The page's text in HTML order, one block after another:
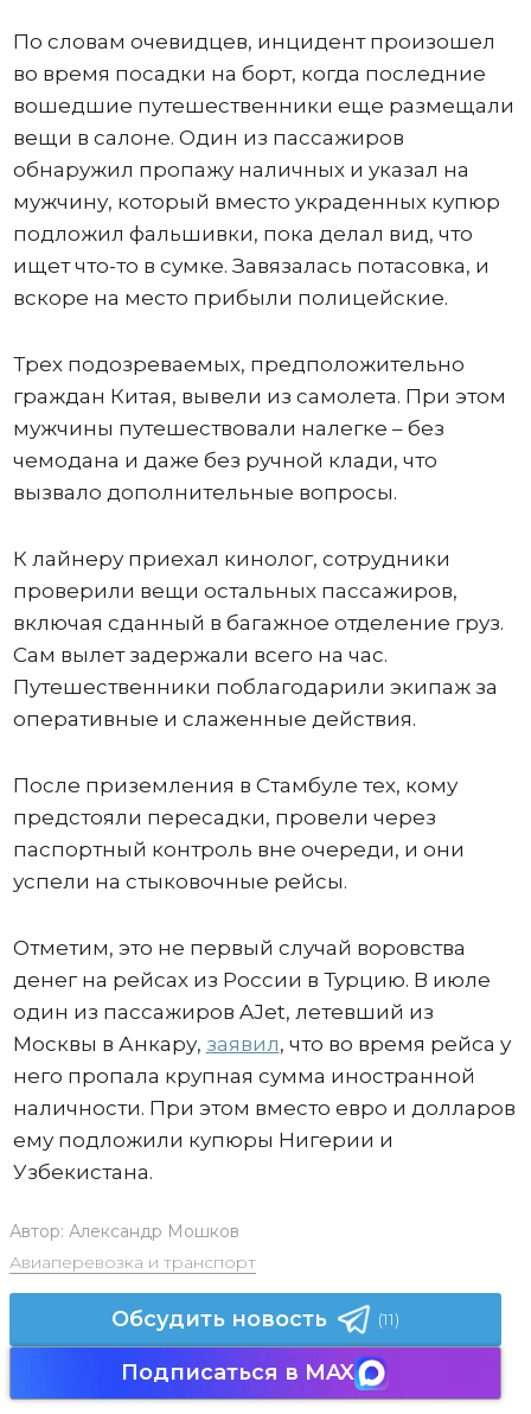
По словам очевидцев, инцидент произошел
во время посадки на борт, когда последние
вошедшие путешественники еще размещали
вещи в салоне. Один из пассажиров
обнаружил пропажу наличных и указал на
мужчину, который вместо украденных купюр
подложил фальшивки, пока делал вид, что
ищет что-то в сумке. Завязалась потасовка, и
вскоре на место прибыли полицейские.
Трех подозреваемых, предположительно
граждан Китая, вывели из самолета. При этом
мужчины путешествовали налегке – без
чемодана и даже без ручной клади, что
вызвало дополнительные вопросы.
К лайнеру приехал кинолог, сотрудники
проверили вещи остальных пассажиров,
включая сданный в багажное отделение груз.
Сам вылет задержали всего на час.
Путешественники поблагодарили экипаж за
оперативные и слаженные действия.
После приземления в Стамбуле тех, кому
предстояли пересадки, провели через
паспортный контроль вне очереди, и они
успели на стыковочные рейсы.
Отметим, это не первый случай воровства
денег на рейсах из России в Турцию. В июле
один из пассажиров AJet, летевший из
Москвы в Анкару, заявил, что во время рейса у
него пропала крупная сумма иностранной
наличности. При этом вместо евро и долларов
ему подложили купюры Нигерии и
Узбекистана.
Автор: Александр Мошков
Авиаперевозка и транспорт
Обсудить новость (11)
Подписаться в MAX